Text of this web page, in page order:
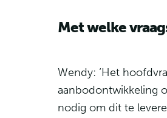
Met welke
Wendy: ‘Het
aanbodontwikkeling
nodig om dit te